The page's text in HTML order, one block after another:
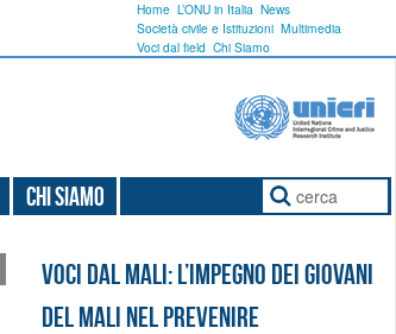
Home L’ONU in Italia News
Società civile e Istituzioni Multimedia
Voci dal field Chi Siamo
Chi Siamo
Voci dal Mali: l’impegno dei giovani
del Mali nel prevenire